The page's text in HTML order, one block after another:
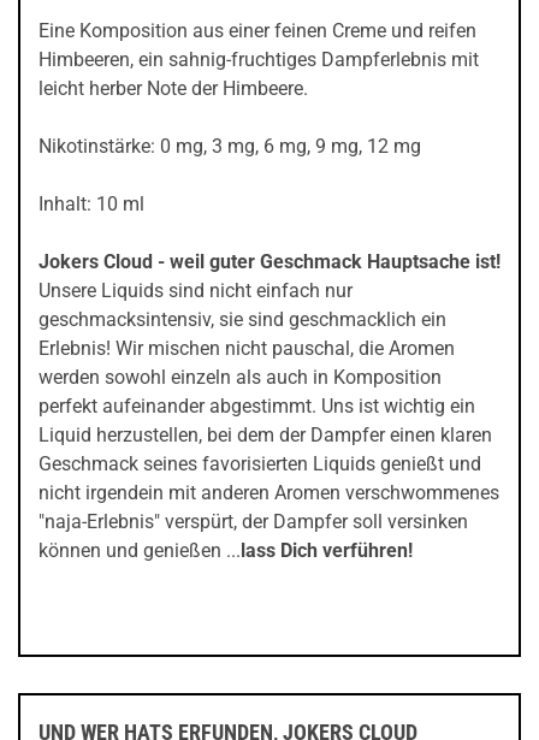
Eine Komposition aus einer feinen Creme und reifen
Himbeeren, ein sahnig-fruchtiges Dampferlebnis mit
leicht herber Note der Himbeere.
Nikotinstärke: 0 mg, 3 mg, 6 mg, 9 mg, 12 mg
Inhalt: 10 ml
Jokers Cloud - weil guter Geschmack Hauptsache ist!
Unsere Liquids sind nicht einfach nur
geschmacksintensiv, sie sind geschmacklich ein
Erlebnis! Wir mischen nicht pauschal, die Aromen
werden sowohl einzeln als auch in Komposition
perfekt aufeinander abgestimmt. Uns ist wichtig ein
Liquid herzustellen, bei dem der Dampfer einen klaren
Geschmack seines favorisierten Liquids genießt und
nicht irgendein mit anderen Aromen verschwommenes
"naja-Erlebnis" verspürt, der Dampfer soll versinken
können und genießen ...lass Dich verführen!
UND WER HATS ERFUNDEN, JOKERS CLOUD